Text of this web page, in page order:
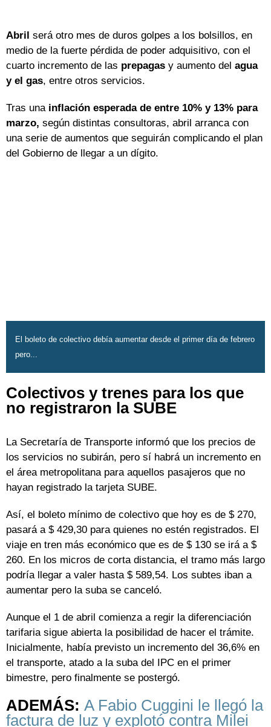
Abril será otro mes de duros golpes a los bolsillos, en
medio de la fuerte pérdida de poder adquisitivo, con el
cuarto incremento de las prepagas y aumento del agua
y el gas, entre otros servicios.
Tras una inflación esperada de entre 10% y 13% para
marzo, según distintas consultoras, abril arranca con
una serie de aumentos que seguirán complicando el plan
del Gobierno de llegar a un dígito.
El boleto de colectivo debía aumentar desde el primer día de febrero
pero...
Colectivos y trenes para los que
no registraron la SUBE
La Secretaría de Transporte informó que los precios de
los servicios no subirán, pero sí habrá un incremento en
el área metropolitana para aquellos pasajeros que no
hayan registrado la tarjeta SUBE.
Así, el boleto mínimo de colectivo que hoy es de $ 270,
pasará a $ 429,30 para quienes no estén registrados. El
viaje en tren más económico que es de $ 130 se irá a $
260. En los micros de corta distancia, el tramo más largo
podría llegar a valer hasta $ 589,54. Los subtes iban a
aumentar pero la suba se canceló.
Aunque el 1 de abril comienza a regir la diferenciación
tarifaria sigue abierta la posibilidad de hacer el trámite.
Inicialmente, había previsto un incremento del 36,6% en
el transporte, atado a la suba del IPC en el primer
bimestre, pero finalmente se postergó.
ADEMÁS: A Fabio Cuggini le llegó la
factura de luz y explotó contra Milei